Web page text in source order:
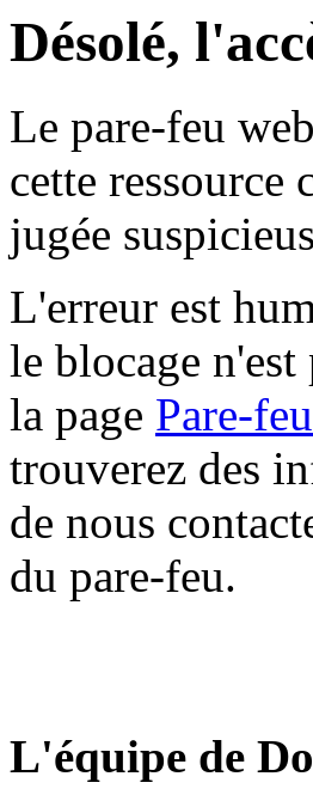
Désolé,
Le pare-feu
cette ressource
jugée
L'erreur est
le blocage
la page Pare-
trouverez des
de nous
du pare-feu.
L'équipe de